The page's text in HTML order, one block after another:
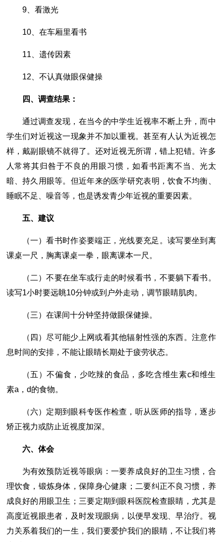
9、看激光
10、在车厢里看书
11、遗传因素
12、不认真做眼保健操
四、调查结果：
通过调查发现，在当今的中学生近视率不断上升，而中
学生们对近视这一现象并不加以重视。甚至有人认为近视怎
样，戴副眼镜不就得了。还对近视无所谓，错上犯错。许多
人常将其归咎于不良的用眼习惯，如看书距离不当、光太
暗、持久用眼等。但近年来的医学研究表明，饮食不均衡、
睡眠不足、噪音等，也是诱发青少年近视的重要因素。
五、建议
（一）看书时作姿要端正，光线要充足。读写要坐到离
课桌一尺，胸离课桌一拳，眼离课本一尺。
（二）不要在坐车或行走的时候看书，不要躺下看书。
读写1小时要远眺10分钟或到户外走动，调节眼睛肌肉。
（三）在课间十分钟坚持做眼保健操。
（四）尽可能少上网或看其他辐射性强的东西。注意作
息时间的安排，不能让眼睛长期处于疲劳状态。
（五）不偏食，少吃辣的食品，多吃含维生素c和维生
素a，d的食物。
（六）定期到眼科专医作检查，听从医师的指导，逐步
矫正视力或防止近视度加深。
六、体会
为有效预防近视等眼病：一要养成良好的卫生习惯，合
理饮食，锻炼身体，保障身心健康；二要纠正不良习惯，养
成良好的用眼卫生；三要定期到眼科医院检查眼睛，尤其是
高度近视眼患者，及时发现眼病，以便早发现、早治疗。视
力关系着我们的一生，我们要爱护我们的眼睛，不让我们将